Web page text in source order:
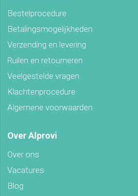
Bestelprocedure
Betalingsmogelijkheden
Verzending en levering
Ruilen en retourneren
Veelgestelde vragen
Klachtenprocedure
Algemene voorwaarden
Over Alprovi
Over ons
Vacatures
Blog